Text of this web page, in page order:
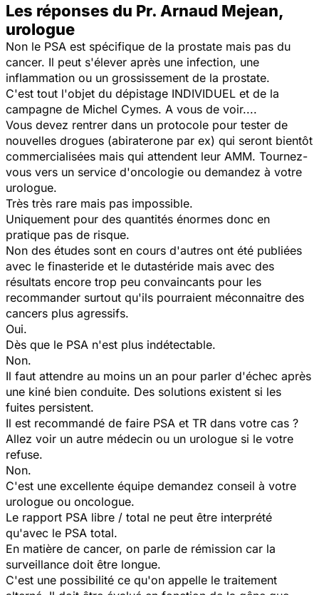
Les réponses du Pr. Arnaud Mejean,
urologue
Non le PSA est spécifique de la prostate mais pas du
cancer. Il peut s'élever après une infection, une
inflammation ou un grossissement de la prostate.
C'est tout l'objet du dépistage INDIVIDUEL et de la
campagne de Michel Cymes. A vous de voir....
Vous devez rentrer dans un protocole pour tester de
nouvelles drogues (abiraterone par ex) qui seront bientôt
commercialisées mais qui attendent leur AMM. Tournez-
vous vers un service d'oncologie ou demandez à votre
urologue.
Très très rare mais pas impossible.
Uniquement pour des quantités énormes donc en
pratique pas de risque.
Non des études sont en cours d'autres ont été publiées
avec le finasteride et le dutastéride mais avec des
résultats encore trop peu convaincants pour les
recommander surtout qu'ils pourraient méconnaitre des
cancers plus agressifs.
Oui.
Dès que le PSA n'est plus indétectable.
Non.
Il faut attendre au moins un an pour parler d'échec après
une kiné bien conduite. Des solutions existent si les
fuites persistent.
Il est recommandé de faire PSA et TR dans votre cas ?
Allez voir un autre médecin ou un urologue si le votre
refuse.
Non.
C'est une excellente équipe demandez conseil à votre
urologue ou oncologue.
Le rapport PSA libre / total ne peut être interprété
qu'avec le PSA total.
En matière de cancer, on parle de rémission car la
surveillance doit être longue.
C'est une possibilité ce qu'on appelle le traitement